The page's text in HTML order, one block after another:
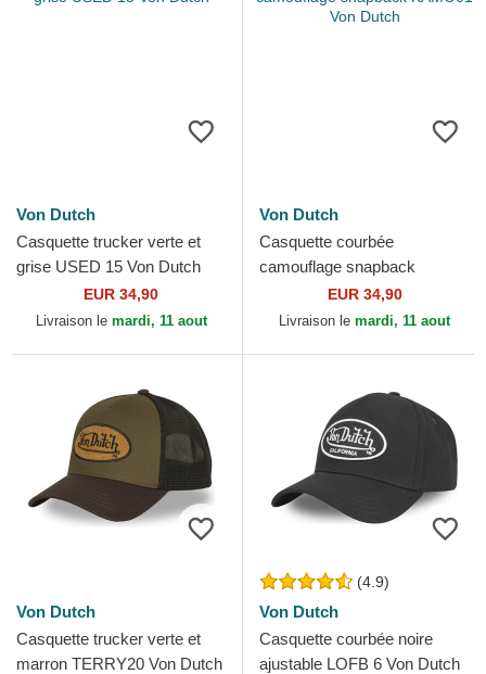
Von Dutch
Casquette trucker verte et
grise USED 15 Von Dutch
EUR 34,90
Livraison le mardi, 11 aout
Von Dutch
Casquette courbée
camouflage snapback
KAMO01 Von Dutch
EUR 34,90
Livraison le mardi, 11 aout
Von Dutch
Casquette trucker verte et
marron TERRY20 Von Dutch
(4.9)
Von Dutch
Casquette courbée noire
ajustable LOFB 6 Von Dutch